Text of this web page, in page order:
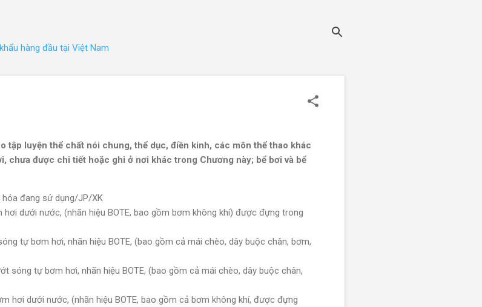
hàng đầu tại Việt Nam
tập luyện thể chất nói chung, thể dục, điền kinh, các môn thể thao khác
chưa được chi tiết hoặc ghi ở nơi khác trong Chương này; bể bơi và bể
hóa đang sử dụng/JP/XK
hơi dưới nước, (nhãn hiệu BOTE, bao gồm bơm không khí) được đựng trong
tự bơm hơi, nhãn hiệu BOTE, (bao gồm cả mái chèo, dây buộc chân, bơm,
sóng tự bơm hơi, nhãn hiệu BOTE, (bao gồm cả mái chèo, dây buộc chân,
hơi dưới nước, (nhãn hiệu BOTE, bao gồm cả bơm không khí, được đựng